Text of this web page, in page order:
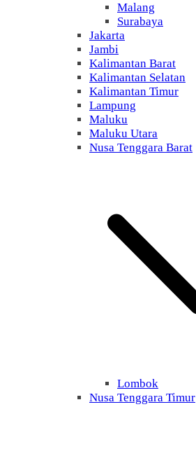
Malang
Surabaya
Jakarta
Jambi
Kalimantan Barat
Kalimantan Selatan
Kalimantan Timur
Lampung
Maluku
Maluku Utara
Nusa Tenggara Barat
Lombok
Nusa Tenggara Timur